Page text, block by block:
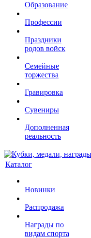
Образование
Профессии
Праздники
родов войск
Семейные
торжества
Гравировка
Сувениры
Дополненная
реальность
Каталог
Новинки
Распродажа
Награды по
видам спорта